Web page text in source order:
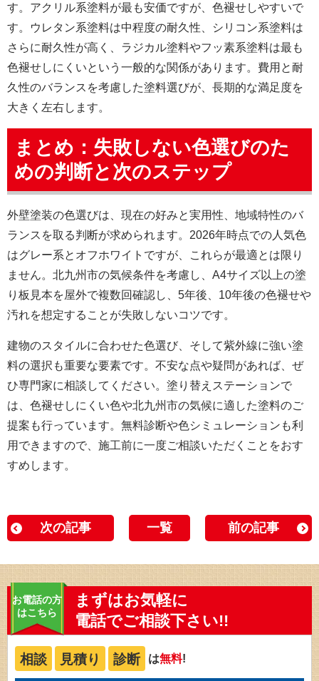
す。アクリル系塗料が最も安価ですが、色褪せしやすいで
す。ウレタン系塗料は中程度の耐久性、シリコン系塗料は
さらに耐久性が高く、ラジカル塗料やフッ素系塗料は最も
色褪せしにくいという一般的な関係があります。費用と耐
久性のバランスを考慮した塗料選びが、長期的な満足度を
大きく左右します。
まとめ：失敗しない色選びのた
めの判断と次のステップ
外壁塗装の色選びは、現在の好みと実用性、地域特性のバ
ランスを取る判断が求められます。2026年時点での人気色
はグレー系とオフホワイトですが、これらが最適とは限り
ません。北九州市の気候条件を考慮し、A4サイズ以上の塗
り板見本を屋外で複数回確認し、5年後、10年後の色褪せや
汚れを想定することが失敗しないコツです。
建物のスタイルに合わせた色選び、そして紫外線に強い塗
料の選択も重要な要素です。不安な点や疑問があれば、ぜ
ひ専門家に相談してください。塗り替えステーションで
は、色褪せしにくい色や北九州市の気候に適した塗料のご
提案も行っています。無料診断や色シミュレーションも利
用できますので、施工前に一度ご相談いただくことをおす
すめします。
次の記事 一覧 前の記事
お電話の方
はこちら
まずはお気軽に
電話でご相談下さい!!
相談 見積り 診断 は無料!